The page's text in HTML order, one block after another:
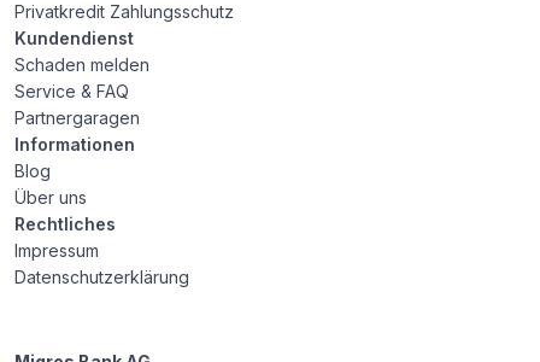
Privatkredit Zahlungsschutz
Kundendienst
Schaden melden
Service & FAQ
Partnergaragen
Informationen
Blog
Über uns
Rechtliches
Impressum
Datenschutzerklärung